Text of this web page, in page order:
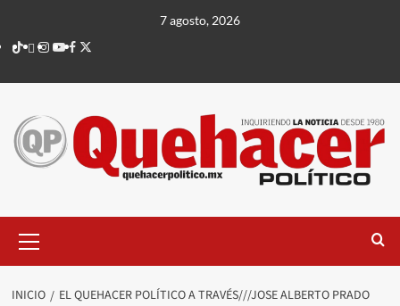
contenido
7 agosto, 2026
TikTok
threads
Instagram
Youtube
Facebook
X
principal
INICIO
EL QUEHACER POLÍTICO A TRAVÉS///JOSE ALBERTO PRADO